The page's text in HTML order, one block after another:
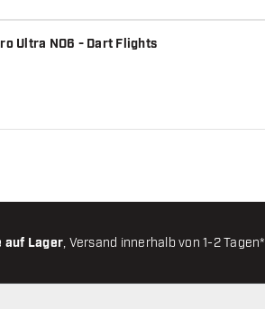
Ultra NO6 - Dart Flights
auf Lager, Versand innerhalb von 1-2 Tagen*